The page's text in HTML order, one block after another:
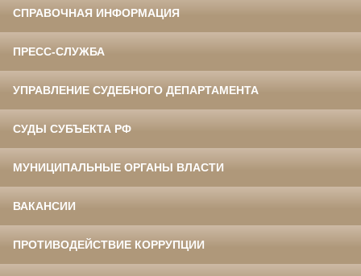
СПРАВОЧНАЯ ИНФОРМАЦИЯ
ПРЕСС-СЛУЖБА
УПРАВЛЕНИЕ СУДЕБНОГО ДЕПАРТАМЕНТА
СУДЫ СУБЪЕКТА РФ
МУНИЦИПАЛЬНЫЕ ОРГАНЫ ВЛАСТИ
ВАКАНСИИ
ПРОТИВОДЕЙСТВИЕ КОРРУПЦИИ